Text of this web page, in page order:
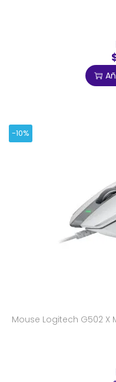
-10%
Mouse Logitech G502